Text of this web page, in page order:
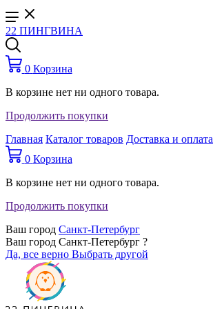
22 ПИНГВИНА
0 Корзина
В корзине нет ни одного товара.
Продолжить покупки
Главная Каталог товаров Доставка и оплата
0 Корзина
В корзине нет ни одного товара.
Продолжить покупки
Ваш город Санкт-Петербург
Ваш город Санкт-Петербург ?
Да, все верно Выбрать другой